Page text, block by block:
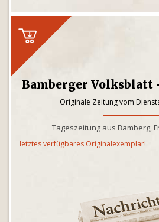
Bamberger Volksblatt
Originale Zeitung vom
Tageszeitung aus Bamberg,
letztes verfügbares Originalexemplar!